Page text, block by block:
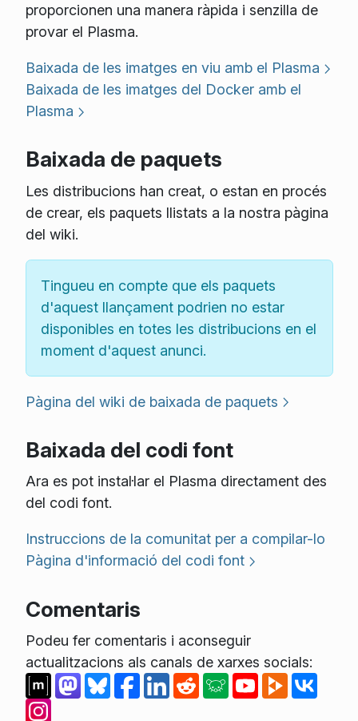
proporcionen una manera ràpida i senzilla de
provar el Plasma.
Baixada de les imatges en viu amb el Plasma
Baixada de les imatges del Docker amb el
Plasma
Baixada de paquets
Les distribucions han creat, o estan en procés
de crear, els paquets llistats a la nostra pàgina
del wiki.
Tingueu en compte que els paquets
d'aquest llançament podrien no estar
disponibles en totes les distribucions en el
moment d'aquest anunci.
Pàgina del wiki de baixada de paquets
Baixada del codi font
Ara es pot instal·lar el Plasma directament des
del codi font.
Instruccions de la comunitat per a compilar-lo
Pàgina d'informació del codi font
Comentaris
Podeu fer comentaris i aconseguir
actualitzacions als canals de xarxes socials: